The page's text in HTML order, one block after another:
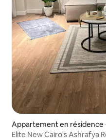
Appartement en résidence
Elite New Cairo's Ashrafya